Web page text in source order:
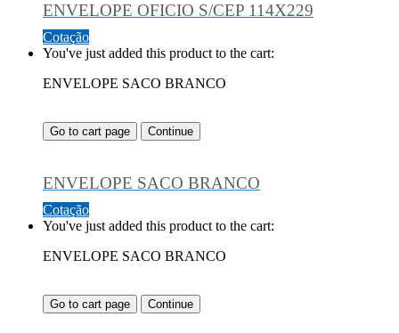
ENVELOPE OFICIO S/CEP 114X229
Cotação
You've just added this product to the cart:
ENVELOPE SACO BRANCO
Go to cart page Continue
ENVELOPE SACO BRANCO
Cotação
You've just added this product to the cart:
ENVELOPE SACO BRANCO
Go to cart page Continue